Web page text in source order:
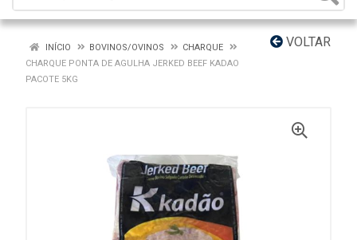
VOLTAR
INÍCIO BOVINOS/OVINOS
CHARQUE
CHARQUE PONTA DE AGULHA JERKED BEEF KADAO
PACOTE 5KG